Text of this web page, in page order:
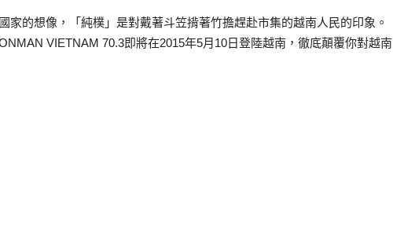
家的想像，「純樸」是對戴著斗笠揹著竹擔趕赴市集的越南人民的印象。
VIETNAM 70.3即將在2015年5月10日登陸越南，徹底顛覆你對越南